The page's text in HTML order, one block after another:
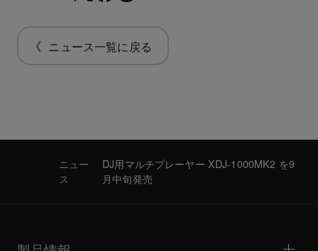
ニュース一覧に戻る
ニュー
ス
DJ用マルチプレーヤー XDJ-1000MK2 を9
月中旬発売